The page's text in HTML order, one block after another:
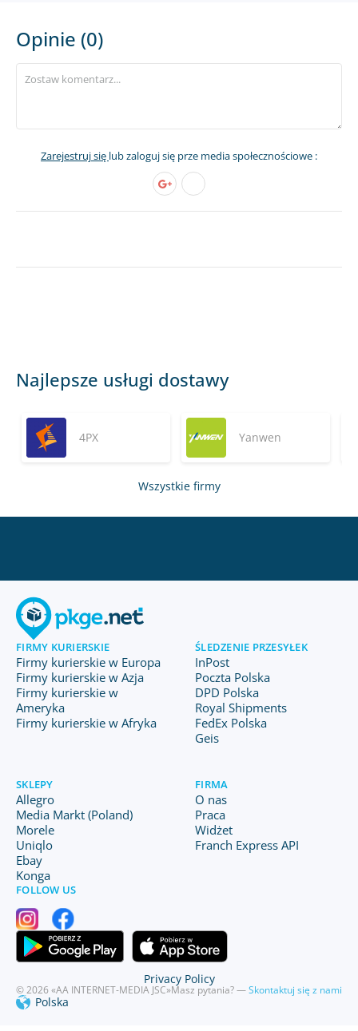
Opinie (0)
Zarejestruj się lub zaloguj się prze media społecznościowe :
Najlepsze usługi dostawy
4PX Yanwen
Wszystkie firmy
FIRMY KURIERSKIE
Firmy kurierskie w Europa
Firmy kurierskie w Azja
Firmy kurierskie w
Ameryka
Firmy kurierskie w Afryka
ŚLEDZENIE PRZESYŁEK
InPost
Poczta Polska
DPD Polska
Royal Shipments
FedEx Polska
Geis
SKLEPY
Allegro
Media Markt (Poland)
Morele
Uniqlo
Ebay
Konga
FIRMA
O nas
Praca
Widżet
Franch Express API
FOLLOW US
© 2026 «AA INTERNET-MEDIA JSC»Masz pytania? —Skontaktuj się z nami
Polska
Privacy Policy